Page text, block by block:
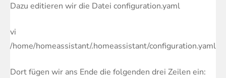
Dazu editieren wir die Datei configuration.yaml
vi
/home/homeassistant/.homeassistant/configuration.yaml
Dort fügen wir ans Ende die folgenden drei Zeilen ein: